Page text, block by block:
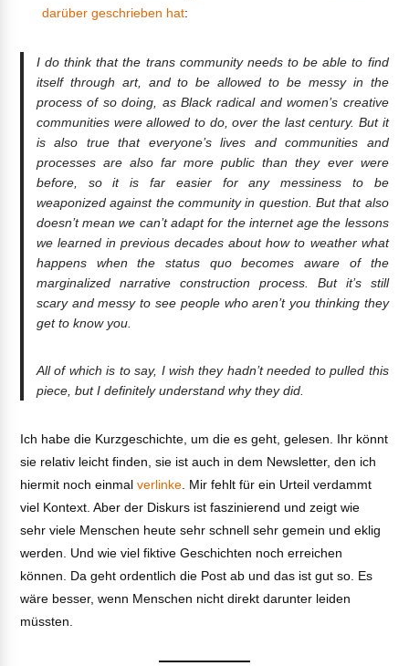
darüber geschrieben hat:
I do think that the trans community needs to be able to find
itself through art, and to be allowed to be messy in the
process of so doing, as Black radical and women’s creative
communities were allowed to do, over the last century. But it
is also true that everyone’s lives and communities and
processes are also far more public than they ever were
before, so it is far easier for any messiness to be
weaponized against the community in question. But that also
doesn’t mean we can’t adapt for the internet age the lessons
we learned in previous decades about how to weather what
happens when the status quo becomes aware of the
marginalized narrative construction process. But it’s still
scary and messy to see people who aren’t you thinking they
get to know you.
All of which is to say, I wish they hadn’t needed to pulled this
piece, but I definitely understand why they did.
Ich habe die Kurzgeschichte, um die es geht, gelesen. Ihr könnt
sie relativ leicht finden, sie ist auch in dem Newsletter, den ich
hiermit noch einmalverlinke . Mir fehlt für ein Urteil verdammt
viel Kontext. Aber der Diskurs ist faszinierend und zeigt wie
sehr viele Menschen heute sehr schnell sehr gemein und eklig
werden. Und wie viel fiktive Geschichten noch erreichen
können. Da geht ordentlich die Post ab und das ist gut so. Es
wäre besser, wenn Menschen nicht direkt darunter leiden
müssten.